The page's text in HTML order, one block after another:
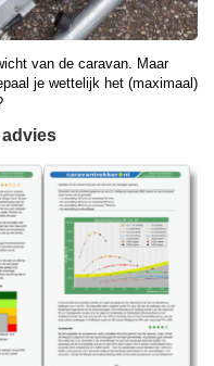
van de caravan. Maar
je wettelijk het (maximaal)